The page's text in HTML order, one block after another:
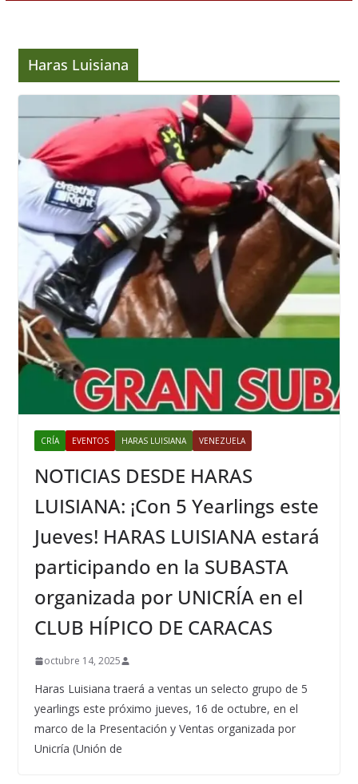
Haras Luisiana
CRÍA EVENTOS HARAS LUISIANA VENEZUELA
NOTICIAS DESDE HARAS
LUISIANA: ¡Con 5 Yearlings este
Jueves! HARAS LUISIANA estará
participando en la SUBASTA
organizada por UNICRÍA en el
CLUB HÍPICO DE CARACAS
octubre 14, 2025
Haras Luisiana traerá a ventas un selecto grupo de 5
yearlings este próximo jueves, 16 de octubre, en el
marco de la Presentación y Ventas organizada por
Unicría (Unión de